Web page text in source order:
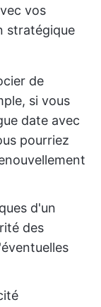
vos
stratégique
de
si vous
date avec
pourriez
d'un
des